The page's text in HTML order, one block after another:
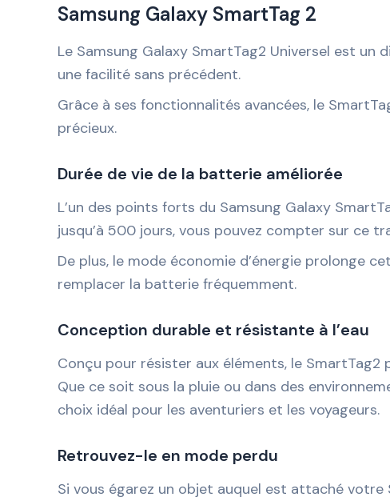
Samsung Galaxy SmartTag 2
Le Samsung Galaxy SmartTag2 Universel est
une facilité sans précédent.
Grâce à ses fonctionnalités avancées, le
précieux.
Durée de vie de la batterie améliorée
L’un des points forts du Samsung Galaxy
jusqu’à 500 jours, vous pouvez compter sur ce
De plus, le mode économie d’énergie prolonge
remplacer la batterie fréquemment.
Conception durable et résistante à l’eau
Conçu pour résister aux éléments, le SmartTag2
Que ce soit sous la pluie ou dans des
choix idéal pour les aventuriers et les voyageurs.
Retrouvez-le en mode perdu
Si vous égarez un objet auquel est attaché